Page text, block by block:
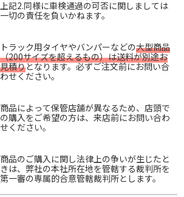
上記2.同様に車検通過の可否に関しましては
一切の責任を負いかねます。
トラック用タイヤやバンパーなどの大型商品
（200サイズを超えるもの）は送料が別途お
見積りとなります。必ずご注文前にお問い合
わせください。
商品によって保管店舗が異なるため、店頭で
の購入をご希望の方は、来店前にお問い合わ
せください。
商品のご購入に関し法律上の争いが生じたと
きは、弊社の本社所在地を管轄する裁判所を
第一審の専属的合意管轄裁判所とします。